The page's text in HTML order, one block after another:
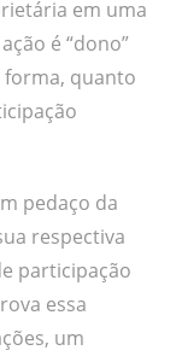
em uma
é “dono”
forma, quanto
pedaço da
respectiva
participação
essa
um